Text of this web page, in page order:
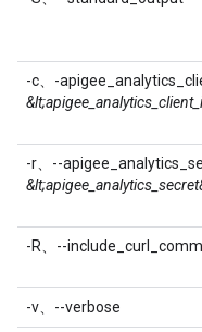
-c、-
-r、--
-R、--
-v、--verbose